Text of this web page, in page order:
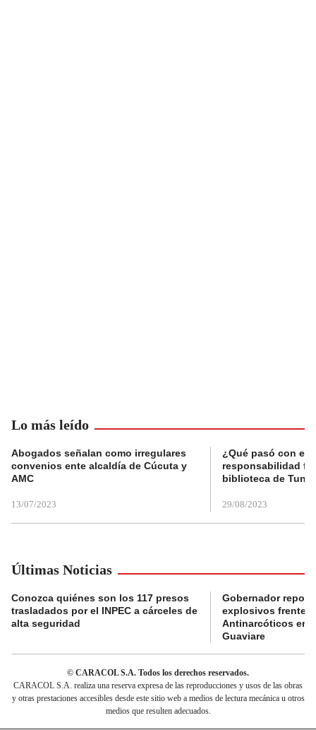
Lo más leído
Abogados señalan como irregulares
convenios ente alcaldía de Cúcuta y
AMC
13/07/2023
¿Qué pasó con el
responsabilidad
biblioteca de
29/08/2023
Últimas Noticias
Conozca quiénes son los 117 presos
trasladados por el INPEC a cárceles de
alta seguridad
Gobernador
explosivos frente a
Antinarcóticos en
Guaviare
© CARACOL S.A. Todos los derechos reservados.
CARACOL S.A. realiza una reserva expresa de las reproducciones y usos de las obras
y otras prestaciones accesibles desde este sitio web a medios de lectura mecánica u otros
medios que resulten adecuados.